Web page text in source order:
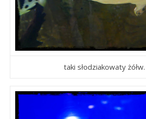
taki słodziakowaty